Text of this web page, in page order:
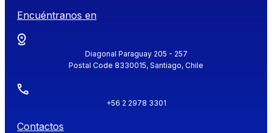
Encuéntranos en
Diagonal Paraguay 205 - 257
Postal Code 8330015, Santiago, Chile
+56 2 2978 3301
Contactos